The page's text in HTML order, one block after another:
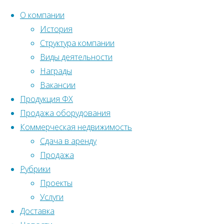
Перейти
содержанию
О компании
История
Структура компании
Виды деятельности
Награды
Вакансии
Продукция ФХ
Продажа оборудования
Коммерческая недвижимость
Сдача в аренду
Продажа
Рубрики
Проекты
Услуги
Доставка
Главная
Новости
Стойки
монтажные
телескопические
RBG 3600
мм для
опалубки
б/у
Новости,
Продажа
Стойки
Вернуться
©2022 Ленстройтрест№5